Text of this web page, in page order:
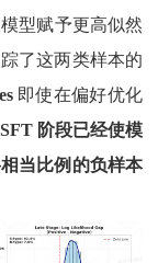
型赋予更高似然
了这两类样本的
即使在偏好优化
SFT 阶段已经使模
当比例的负样本